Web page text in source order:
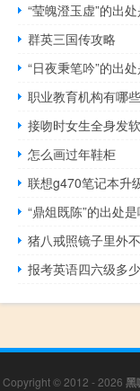
“莹魄澄玉虚”的出
群英三国传攻略
“日夜秉笔吟”的出
职业教育机构有哪些
接吻时女生全身发
怎么画过年鞋柜
联想g470笔记本升
“鼎俎既陈”的出处
猪八戒照镜子里外
报考英语四六级多
Copyright © 2012 - 2026 黑